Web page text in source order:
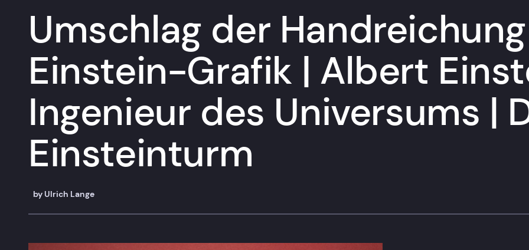
Umschlag der
Einstein-Grafik | Albert
Ingenieur des Universums |
Einsteinturm
by Ulrich Lange